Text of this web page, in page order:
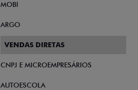
MOBI
ARGO
VENDAS DIRETAS
CNPJ E MICROEMPRESÁRIOS
AUTOESCOLA